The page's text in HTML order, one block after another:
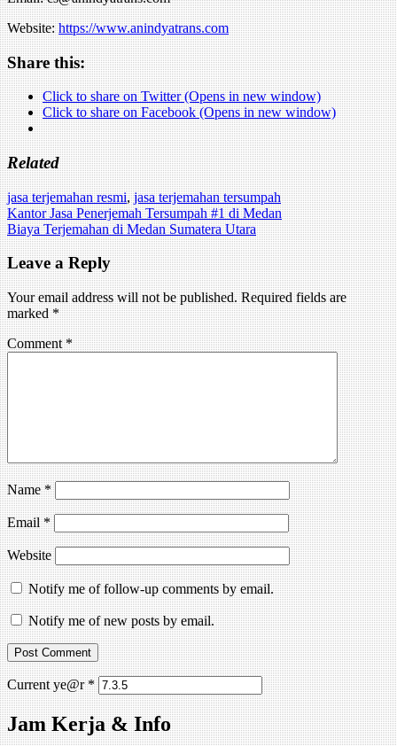
Website:https://www.anindyatrans.com
Share this:
Click to share on Twitter (Opens in new window)
Click to share on Facebook (Opens in new window)
Related
jasa terjemahan resmi,jasa terjemahan tersumpah
Post
navigation
Kantor Jasa Penerjemah Tersumpah #1 di Medan
Biaya Terjemahan di Medan Sumatera Utara
Leave a Reply
Your email address will not be published. Required fields are
marked*
Comment*
Name*
Email*
Website
Notify me of follow-up comments by email.
Notify me of new posts by email.
Current ye@r*
Jam Kerja & Info